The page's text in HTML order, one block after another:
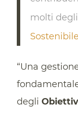
molti degli
Sostenibile
“Una
degli